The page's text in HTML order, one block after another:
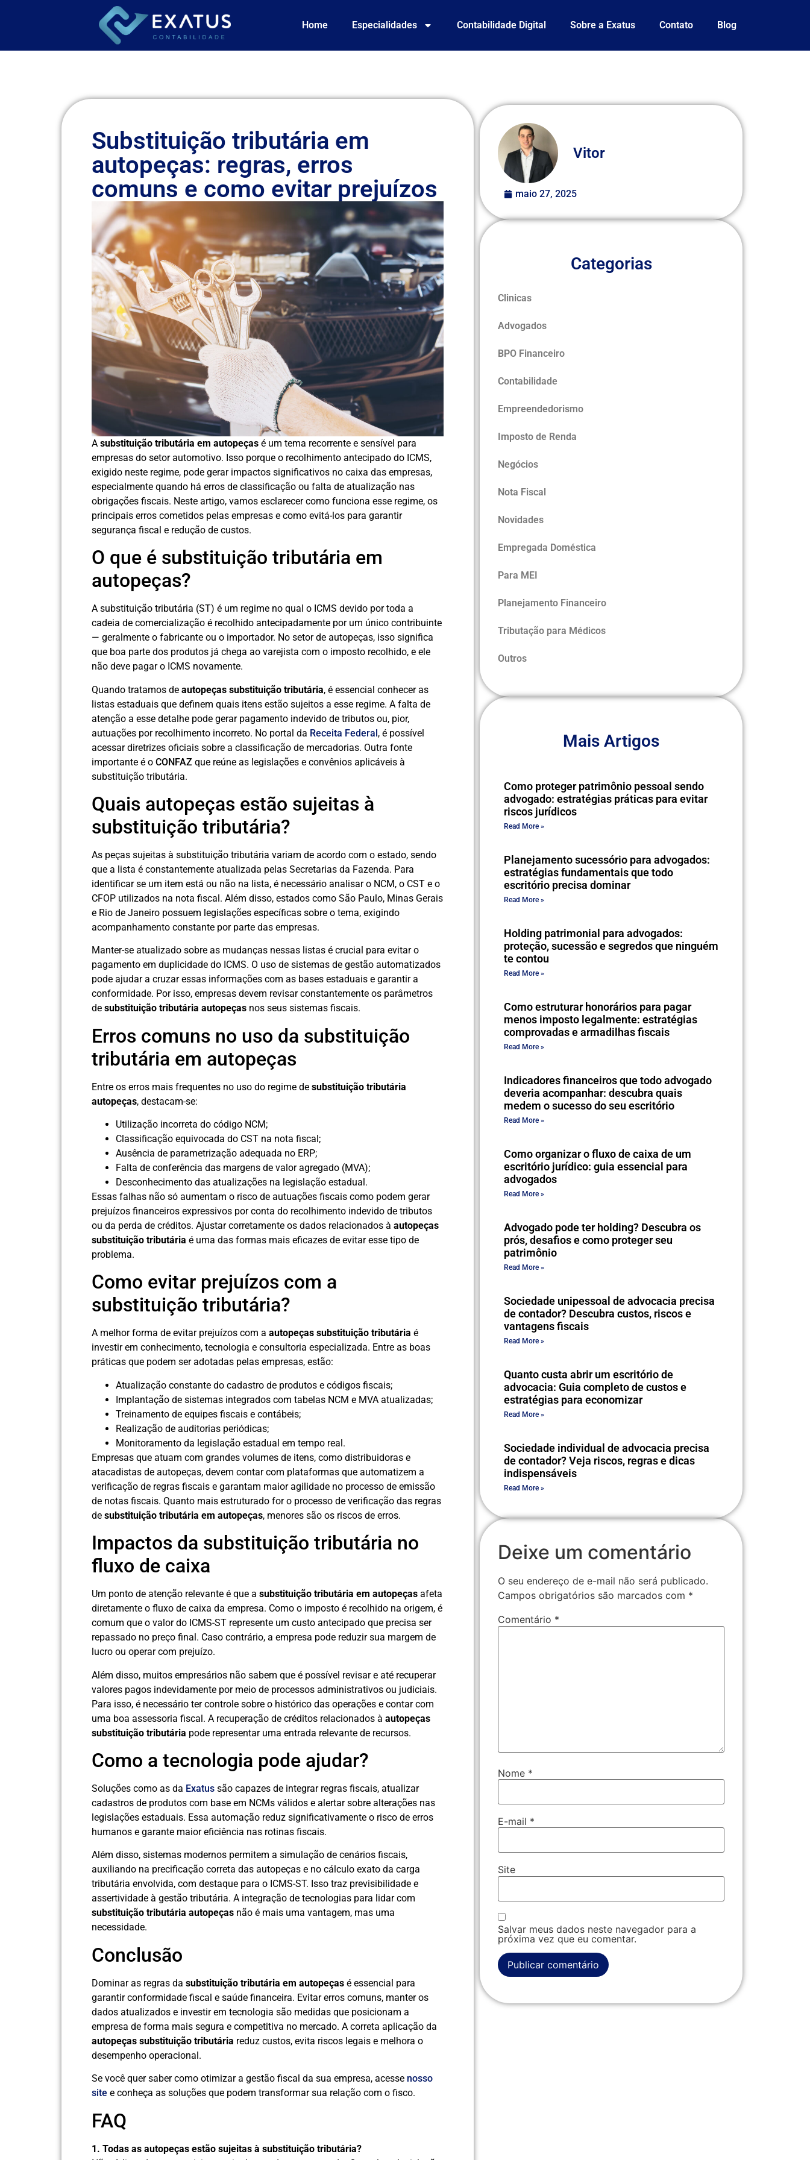
Home Especialidades Contabilidade Digital Sobre a Exatus Contato Blog
Substituição tributária em
autopeças: regras, erros
comuns e como evitar prejuízos
A substituição tributária em autopeças é um tema recorrente e sensível para
empresas do setor automotivo. Isso porque o recolhimento antecipado do ICMS,
exigido neste regime, pode gerar impactos significativos no caixa das empresas,
especialmente quando há erros de classificação ou falta de atualização nas
obrigações fiscais. Neste artigo, vamos esclarecer como funciona esse regime, os
principais erros cometidos pelas empresas e como evitá-los para garantir
segurança fiscal e redução de custos.
O que é substituição tributária em
autopeças?
A substituição tributária (ST) é um regime no qual o ICMS devido por toda a
cadeia de comercialização é recolhido antecipadamente por um único contribuinte
— geralmente o fabricante ou o importador. No setor de autopeças, isso significa
que boa parte dos produtos já chega ao varejista com o imposto recolhido, e ele
não deve pagar o ICMS novamente.
Quando tratamos de autopeças substituição tributária, é essencial conhecer as
listas estaduais que definem quais itens estão sujeitos a esse regime. A falta de
atenção a esse detalhe pode gerar pagamento indevido de tributos ou, pior,
autuações por recolhimento incorreto. No portal da Receita Federal, é possível
acessar diretrizes oficiais sobre a classificação de mercadorias. Outra fonte
importante é o CONFAZ que reúne as legislações e convênios aplicáveis à
substituição tributária.
Quais autopeças estão sujeitas à
substituição tributária?
As peças sujeitas à substituição tributária variam de acordo com o estado, sendo
que a lista é constantemente atualizada pelas Secretarias da Fazenda. Para
identificar se um item está ou não na lista, é necessário analisar o NCM, o CST e o
CFOP utilizados na nota fiscal. Além disso, estados como São Paulo, Minas Gerais
e Rio de Janeiro possuem legislações específicas sobre o tema, exigindo
acompanhamento constante por parte das empresas.
Manter-se atualizado sobre as mudanças nessas listas é crucial para evitar o
pagamento em duplicidade do ICMS. O uso de sistemas de gestão automatizados
pode ajudar a cruzar essas informações com as bases estaduais e garantir a
conformidade. Por isso, empresas devem revisar constantemente os parâmetros
de substituição tributária autopeças nos seus sistemas fiscais.
Erros comuns no uso da substituição
tributária em autopeças
Entre os erros mais frequentes no uso do regime de substituição tributária
autopeças, destacam-se:
Utilização incorreta do código NCM;
Classificação equivocada do CST na nota fiscal;
Ausência de parametrização adequada no ERP;
Falta de conferência das margens de valor agregado (MVA);
Desconhecimento das atualizações na legislação estadual.
Essas falhas não só aumentam o risco de autuações fiscais como podem gerar
prejuízos financeiros expressivos por conta do recolhimento indevido de tributos
ou da perda de créditos. Ajustar corretamente os dados relacionados à autopeças
substituição tributária é uma das formas mais eficazes de evitar esse tipo de
problema.
Como evitar prejuízos com a
substituição tributária?
A melhor forma de evitar prejuízos com a autopeças substituição tributária é
investir em conhecimento, tecnologia e consultoria especializada. Entre as boas
práticas que podem ser adotadas pelas empresas, estão:
Atualização constante do cadastro de produtos e códigos fiscais;
Implantação de sistemas integrados com tabelas NCM e MVA atualizadas;
Treinamento de equipes fiscais e contábeis;
Realização de auditorias periódicas;
Monitoramento da legislação estadual em tempo real.
Empresas que atuam com grandes volumes de itens, como distribuidoras e
atacadistas de autopeças, devem contar com plataformas que automatizem a
verificação de regras fiscais e garantam maior agilidade no processo de emissão
de notas fiscais. Quanto mais estruturado for o processo de verificação das regras
de substituição tributária em autopeças, menores são os riscos de erros.
Impactos da substituição tributária no
fluxo de caixa
Um ponto de atenção relevante é que a substituição tributária em autopeças afeta
diretamente o fluxo de caixa da empresa. Como o imposto é recolhido na origem, é
comum que o valor do ICMS-ST represente um custo antecipado que precisa ser
repassado no preço final. Caso contrário, a empresa pode reduzir sua margem de
lucro ou operar com prejuízo.
Além disso, muitos empresários não sabem que é possível revisar e até recuperar
valores pagos indevidamente por meio de processos administrativos ou judiciais.
Para isso, é necessário ter controle sobre o histórico das operações e contar com
uma boa assessoria fiscal. A recuperação de créditos relacionados à autopeças
substituição tributária pode representar uma entrada relevante de recursos.
Como a tecnologia pode ajudar?
Soluções como as da Exatus são capazes de integrar regras fiscais, atualizar
cadastros de produtos com base em NCMs válidos e alertar sobre alterações nas
legislações estaduais. Essa automação reduz significativamente o risco de erros
humanos e garante maior eficiência nas rotinas fiscais.
Além disso, sistemas modernos permitem a simulação de cenários fiscais,
auxiliando na precificação correta das autopeças e no cálculo exato da carga
tributária envolvida, com destaque para o ICMS-ST. Isso traz previsibilidade e
assertividade à gestão tributária. A integração de tecnologias para lidar com
substituição tributária autopeças não é mais uma vantagem, mas uma
necessidade.
Conclusão
Dominar as regras da substituição tributária em autopeças é essencial para
garantir conformidade fiscal e saúde financeira. Evitar erros comuns, manter os
dados atualizados e investir em tecnologia são medidas que posicionam a
empresa de forma mais segura e competitiva no mercado. A correta aplicação da
autopeças substituição tributária reduz custos, evita riscos legais e melhora o
desempenho operacional.
Se você quer saber como otimizar a gestão fiscal da sua empresa, acesse nosso
site e conheça as soluções que podem transformar sua relação com o fisco.
FAQ
1. Todas as autopeças estão sujeitas à substituição tributária?
Vitor
maio 27, 2025
Categorias
Clinicas
Advogados
BPO Financeiro
Contabilidade
Empreendedorismo
Imposto de Renda
Negócios
Nota Fiscal
Novidades
Empregada Doméstica
Para MEI
Planejamento Financeiro
Tributação para Médicos
Outros
Mais Artigos
Como proteger patrimônio pessoal sendo
advogado: estratégias práticas para evitar
riscos jurídicos
Read More »
Planejamento sucessório para advogados:
estratégias fundamentais que todo
escritório precisa dominar
Read More »
Holding patrimonial para advogados:
proteção, sucessão e segredos que ninguém
te contou
Read More »
Como estruturar honorários para pagar
menos imposto legalmente: estratégias
comprovadas e armadilhas fiscais
Read More »
Indicadores financeiros que todo advogado
deveria acompanhar: descubra quais
medem o sucesso do seu escritório
Read More »
Como organizar o fluxo de caixa de um
escritório jurídico: guia essencial para
advogados
Read More »
Advogado pode ter holding? Descubra os
prós, desafios e como proteger seu
patrimônio
Read More »
Sociedade unipessoal de advocacia precisa
de contador? Descubra custos, riscos e
vantagens fiscais
Read More »
Quanto custa abrir um escritório de
advocacia: Guia completo de custos e
estratégias para economizar
Read More »
Sociedade individual de advocacia precisa
de contador? Veja riscos, regras e dicas
indispensáveis
Read More »
Deixe um comentário
O seu endereço de e-mail não será publicado.
Campos obrigatórios são marcados com *
Comentário *
Nome *
E-mail *
Site
Salvar meus dados neste navegador para a
próxima vez que eu comentar.